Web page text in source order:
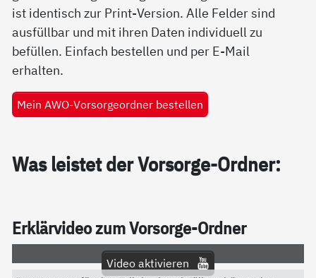
ist identisch zur Print-Version. Alle Felder sind
ausfüllbar und mit ihren Daten individuell zu
befüllen. Einfach bestellen und per E-Mail
erhalten.
Mein AWO-Vorsorgeordner bestellen
Was leis­tet der Vor­sor­ge-Ord­ner:
Er­klär­vi­deo zum Vor­sor­ge-Ord­ner
Video aktivieren